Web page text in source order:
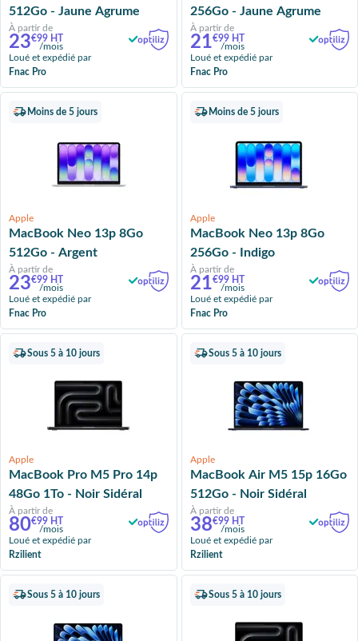
512Go - Jaune Agrume
À partir de
23€99 HT
/mois
Loué et expédié par
Fnac Pro
256Go - Jaune Agrume
À partir de
21€99 HT
/mois
Loué et expédié par
Fnac Pro
Moins de 5 jours
Apple
MacBook Neo 13p 8Go
512Go - Argent
À partir de
23€99 HT
/mois
Loué et expédié par
Fnac Pro
Moins de 5 jours
Apple
MacBook Neo 13p 8Go
256Go - Indigo
À partir de
21€99 HT
/mois
Loué et expédié par
Fnac Pro
Sous 5 à 10 jours
Apple
MacBook Pro M5 Pro 14p
48Go 1To - Noir Sidéral
À partir de
80€99 HT
/mois
Loué et expédié par
Rzilient
Sous 5 à 10 jours
Apple
MacBook Air M5 15p 16Go
512Go - Noir Sidéral
À partir de
38€99 HT
/mois
Loué et expédié par
Rzilient
Sous 5 à 10 jours Sous 5 à 10 jours